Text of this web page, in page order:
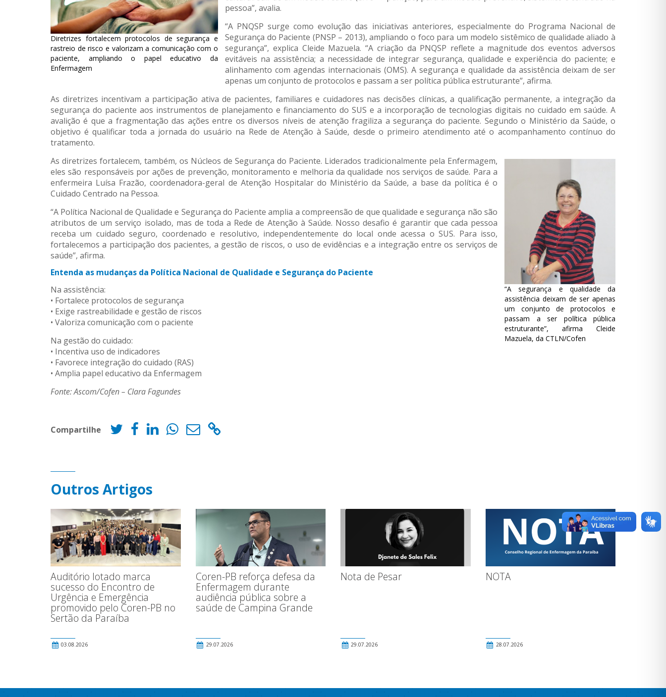
Diretrizes fortalecem protocolos de segurança e
rastreio de risco e valorizam a comunicação com o
paciente, ampliando o papel educativo da
Enfermagem
pessoa”, avalia.
“A PNQSP surge como evolução das iniciativas anteriores, especialmente do Programa Nacional de
Segurança do Paciente (PNSP – 2013), ampliando o foco para um modelo sistêmico de qualidade aliado à
segurança”, explica Cleide Mazuela. “A criação da PNQSP reflete a magnitude dos eventos adversos
evitáveis na assistência; a necessidade de integrar segurança, qualidade e experiência do paciente; e
alinhamento com agendas internacionais (OMS). A segurança e qualidade da assistência deixam de ser
apenas um conjunto de protocolos e passam a ser política pública estruturante”, afirma.
As diretrizes incentivam a participação ativa de pacientes, familiares e cuidadores nas decisões clínicas, a qualificação permanente, a integração da
segurança do paciente aos instrumentos de planejamento e financiamento do SUS e a incorporação de tecnologias digitais no cuidado em saúde. A
avalição é que a fragmentação das ações entre os diversos níveis de atenção fragiliza a segurança do paciente. Segundo o Ministério da Saúde, o
objetivo é qualificar toda a jornada do usuário na Rede de Atenção à Saúde, desde o primeiro atendimento até o acompanhamento contínuo do
tratamento.
“A segurança e qualidade da
assistência deixam de ser apenas
um conjunto de protocolos e
passam a ser política pública
estruturante”, afirma Cleide
Mazuela, da CTLN/Cofen
As diretrizes fortalecem, também, os Núcleos de Segurança do Paciente. Liderados tradicionalmente pela Enfermagem,
eles são responsáveis por ações de prevenção, monitoramento e melhoria da qualidade nos serviços de saúde. Para a
enfermeira Luísa Frazão, coordenadora-geral de Atenção Hospitalar do Ministério da Saúde, a base da política é o
Cuidado Centrado na Pessoa.
“A Política Nacional de Qualidade e Segurança do Paciente amplia a compreensão de que qualidade e segurança não são
atributos de um serviço isolado, mas de toda a Rede de Atenção à Saúde. Nosso desafio é garantir que cada pessoa
receba um cuidado seguro, coordenado e resolutivo, independentemente do local onde acessa o SUS. Para isso,
fortalecemos a participação dos pacientes, a gestão de riscos, o uso de evidências e a integração entre os serviços de
saúde”, afirma.
Entenda as mudanças da Política Nacional de Qualidade e Segurança do Paciente
Na assistência:
• Fortalece protocolos de segurança
• Exige rastreabilidade e gestão de riscos
• Valoriza comunicação com o paciente
Na gestão do cuidado:
• Incentiva uso de indicadores
• Favorece integração do cuidado (RAS)
• Amplia papel educativo da Enfermagem
Fonte: Ascom/Cofen – Clara Fagundes
Compartilhe
Outros Artigos
Auditório lotado marca
sucesso do Encontro de
Urgência e Emergência
promovido pelo Coren-PB no
Sertão da Paraíba
03.08.2026
Coren-PB reforça defesa da
Enfermagem durante
audiência pública sobre a
saúde de Campina Grande
29.07.2026
Nota de Pesar
29.07.2026
NOTA
28.07.2026